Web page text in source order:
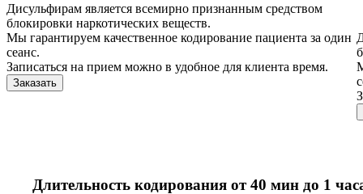
Дисульфирам является всемирно признанным средством
блокировки наркотических веществ.
Мы гарантируем качественное кодирование пациента за один
сеанс.
Записаться на прием можно в удобное для клиента время.
Заказать
Длительность кодирования от 40 мин до 1